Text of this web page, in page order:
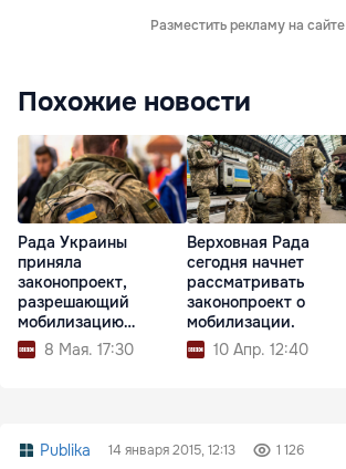
Разместить рекламу на сайте
Похожие новости
Рада Украины
приняла
законопроект,
разрешающий
мобилизацию
осужденных
8 Мая. 17:30
Верховная Рада
сегодня начнет
рассматривать
законопроект о
мобилизации.
10 Апр. 12:40
Publika 14 января 2015, 12:13 1 126